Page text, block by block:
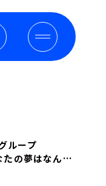
ループ
の夢はなんで